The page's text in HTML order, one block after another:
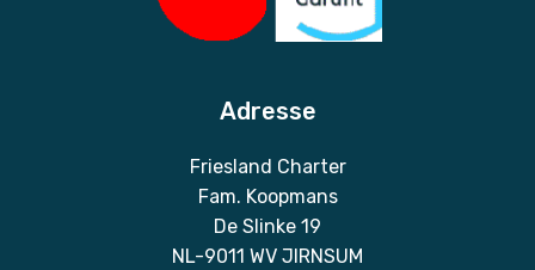
Adresse
Friesland Charter
Fam. Koopmans
De Slinke 19
NL-9011 WV JIRNSUM